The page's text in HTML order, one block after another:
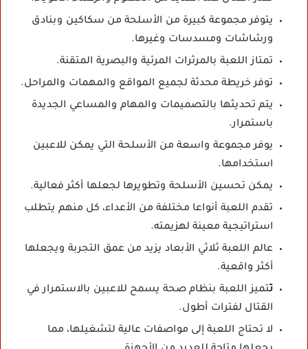
يتوفر مجموعة كبيرة من الأسلحة من سكاكين وبنادق
ورشاشات ومسدسات وغيرها.
تمتاز اللعبة بالمرثرات المرئية والبصرية المتقنة.
توفر خريطة محدثة لجميع المواقع والمهمات والمراحل.
يتم تحديثها بالتصميمات والمهام والمساعي الجديدة
باستمرار.
يوفر مجموعة واسعة من الأسلحة التي يمكن للاعبين
استخدامها.
يمكن تحسين الأسلحة وتطويرها لجعلها أكثر فعالية.
تقدم اللعبة أنواعا مختلفة من الأعداء، كل منهم يتطلب
استراتيجية معينة لهزيمته.
عالم اللعبة ثلاثي الأبعاد يزيد من عمق التجربة ويجعلها
أكثر واقعية.
تتميز اللعبة بنظام صحة يسمح للاعبين بالاستمرار في
القتال لفترات أطول.
لا تحتاج اللعبة إلى مواصفات عالية لتشغيلها، مما